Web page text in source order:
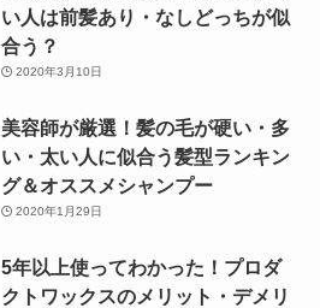
い人は前髪あり・なしどっちが似
合う？
2020年3月10日
美容師が厳選！髪の毛が硬い・多
い・太い人に似合う髪型ランキン
グ＆オススメシャンプー
2020年1月29日
5年以上使ってわかった！プロダ
クトワックスのメリット・デメリ